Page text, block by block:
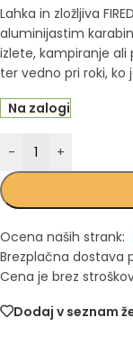
Lahka in zložljiva
aluminijastim
izlete, kampiranje ali
ter vedno pri roki, ko
Na zalogi
- +
Ocena naših strank:
Brezplačna dostava
Cena je brez
Dodaj v seznam